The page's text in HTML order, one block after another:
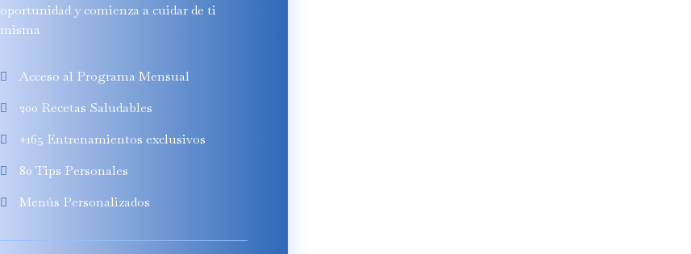
oportunidad y comienza a cuidar de ti
misma
Acceso al Programa Mensual
200 Recetas Saludables
+165 Entrenamientos exclusivos
80 Tips Personales
Menús Personalizados